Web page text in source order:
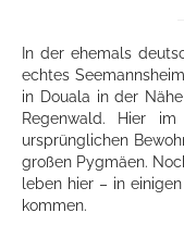
In der ehemals
echtes
in Douala in der
Regenwald. Hier
ursprünglichen
großen Pygmäen.
leben hier – in
kommen.